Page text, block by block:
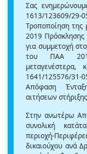
Σας
1613/123609/
Τροποποίηση
2019 Πρόσκλησης
για συμμετοχή στο
του ΠΑΑ
1641/125576/
Απόφαση
αιτήσεων
Στην ανωτέρω
συνολική
περιοχή-
δικαιούχου ανά